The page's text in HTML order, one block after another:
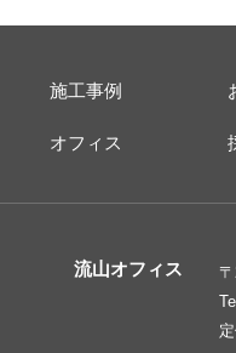
施工事例
オフィス
流山オフィス